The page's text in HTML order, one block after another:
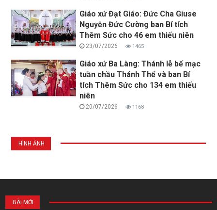
Giáo xứ Đạt Giáo: Đức Cha Giuse
Nguyễn Đức Cường ban Bí tích
Thêm Sức cho 46 em thiếu niên
23/07/2026 1465
Giáo xứ Ba Làng: Thánh lễ bế mạc
tuần chầu Thánh Thể và ban Bí
tích Thêm Sức cho 134 em thiếu
niên
20/07/2026 1168
HÌNH ẢNH
BÀI MỚI